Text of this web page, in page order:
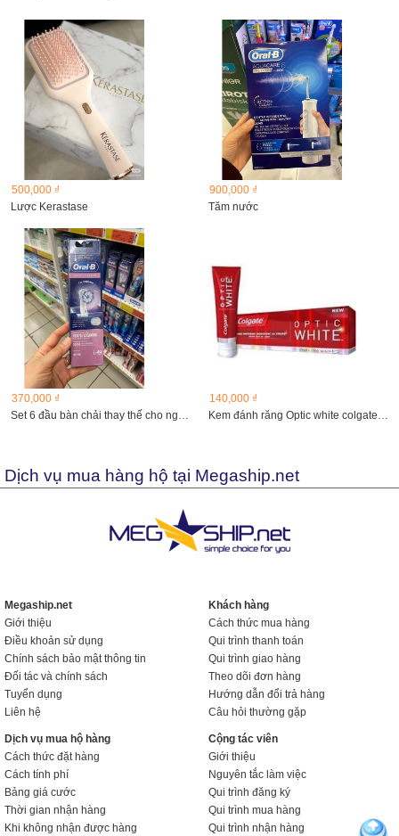
500,000 ₫
Lược Kerastase
900,000 ₫
Tăm nước
370,000 ₫
Set 6 đầu bàn chải thay thế cho người lớn
140,000 ₫
Kem đánh răng Optic white colgate, 178g
Dịch vụ mua hàng hộ tại Megaship.net
Megaship.net
Giới thiệu
Điều khoản sử dụng
Chính sách bảo mật thông tin
Đối tác và chính sách
Tuyển dụng
Liên hệ
Khách hàng
Cách thức mua hàng
Qui trình thanh toán
Qui trình giao hàng
Theo dõi đơn hàng
Hướng dẫn đổi trả hàng
Câu hỏi thường gặp
Dịch vụ mua hộ hàng
Cách thức đặt hàng
Cách tính phí
Bảng giá cước
Thời gian nhận hàng
Khi không nhận được hàng
Cộng tác viên
Giới thiệu
Nguyên tắc làm việc
Qui trình đăng ký
Qui trình mua hàng
Qui trình nhận hàng